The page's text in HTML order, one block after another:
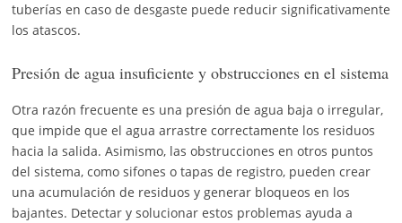
tuberías en caso de desgaste puede reducir significativamente
los atascos.
Presión de agua insuficiente y obstrucciones en el sistema
Otra razón frecuente es una presión de agua baja o irregular,
que impide que el agua arrastre correctamente los residuos
hacia la salida. Asimismo, las obstrucciones en otros puntos
del sistema, como sifones o tapas de registro, pueden crear
una acumulación de residuos y generar bloqueos en los
bajantes. Detectar y solucionar estos problemas ayuda a